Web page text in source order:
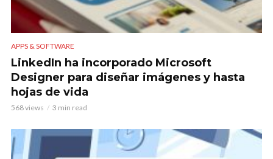
APPS & SOFTWARE
LinkedIn ha incorporado Microsoft
Designer para diseñar imágenes y hasta
hojas de vida
568 views 3 min read